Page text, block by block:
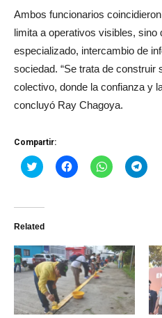
Ambos funcionarios
limita a operativos visibles, sino
especializado, intercambio de
sociedad. “Se trata de construir
colectivo, donde la confianza y
concluyó Ray Chagoya.
Compartir:
Haz
clic
Twitter
abre
una
ventana
nueva)
Haz
clic
una
ventana
nueva)
Haz
clic
una
ventana
nueva)
Haz
clic
una
Related